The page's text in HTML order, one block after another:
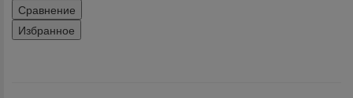
Сравнение
Избранное